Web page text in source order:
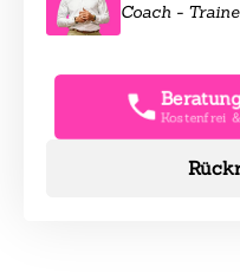
Coach -
Kostenfrei